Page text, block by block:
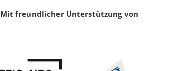
Mit freundlicher Unterstützung von